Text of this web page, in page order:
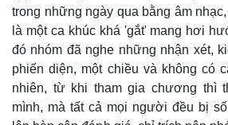
Thế giới
Quan sát
Cuộc sống đó đây
Hồ sơ
Video
Ảnh
E-
trong những ngày qua bằng âm
là một ca khúc khá 'gắt' mang hơi
đó nhóm đã nghe những nhận xét,
phiến diện, một chiều và không có
nhiên, từ khi tham gia chương thì
mình, mà tất cả mọi người đều bị